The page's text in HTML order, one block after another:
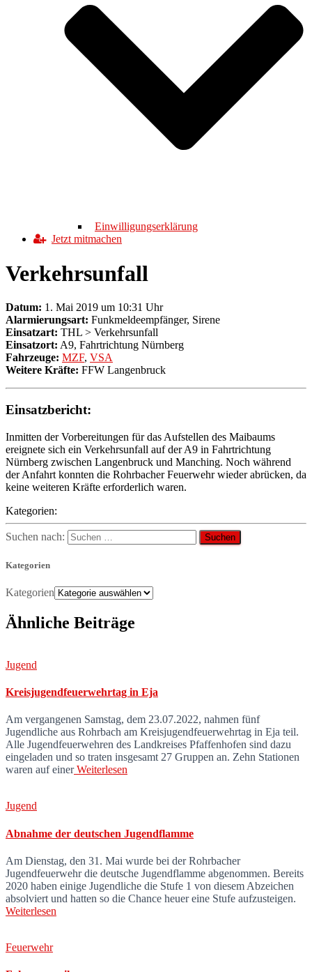
Einwilligungserklärung
Jetzt mitmachen
Verkehrsunfall
Datum: 1. Mai 2019 um 10:31 Uhr
Alarmierungsart: Funkmeldeempfänger, Sirene
Einsatzart: THL > Verkehrsunfall
Einsatzort: A9, Fahrtrichtung Nürnberg
Fahrzeuge: MZF, VSA
Weitere Kräfte: FFW Langenbruck
Einsatzbericht:
Inmitten der Vorbereitungen für das Aufstellen des Maibaums
ereignete sich ein Verkehrsunfall auf der A9 in Fahrtrichtung
Nürnberg zwischen Langenbruck und Manching. Noch während
der Anfahrt konnten die Rohrbacher Feuerwehr wieder abrücken, da
keine weiteren Kräfte erforderlich waren.
Kategorien:
Suchen nach:
Kategorien
Kategorien
Ähnliche Beiträge
Jugend
Kreisjugendfeuerwehrtag in Eja
Am vergangenen Samstag, dem 23.07.2022, nahmen fünf
Jugendliche aus Rohrbach am Kreisjugendfeuerwehrtag in Eja teil.
Alle Jugendfeuerwehren des Landkreises Pfaffenhofen sind dazu
eingeladen und so traten insgesamt 27 Gruppen an. Zehn Stationen
waren auf einerWeiterlesen
Jugend
Abnahme der deutschen Jugendflamme
Am Dienstag, den 31. Mai wurde bei der Rohrbacher
Jugendfeuerwehr die deutsche Jugendflamme abgenommen. Bereits
2020 haben einige Jugendliche die Stufe 1 von diesem Abzeichen
absolviert und hatten so die Chance heuer eine Stufe aufzusteigen.
Weiterlesen
Feuerwehr